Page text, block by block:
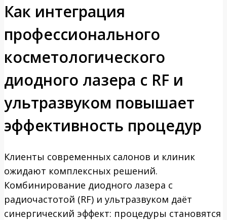
Как интеграция
профессионального
косметологического
диодного лазера с RF и
ультразвуком повышает
эффективность процедур
Клиенты современных салонов и клиник
ожидают комплексных решений.
Комбинирование диодного лазера с
радиочастотой (RF) и ультразвуком даёт
синергический эффект: процедуры становятся